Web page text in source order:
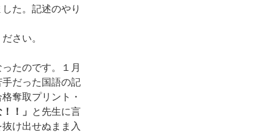
た。記述のやり
さい。
たのです。１月
だった国語の記
奪取プリント・
！」
と先生に言
け出せぬまま入